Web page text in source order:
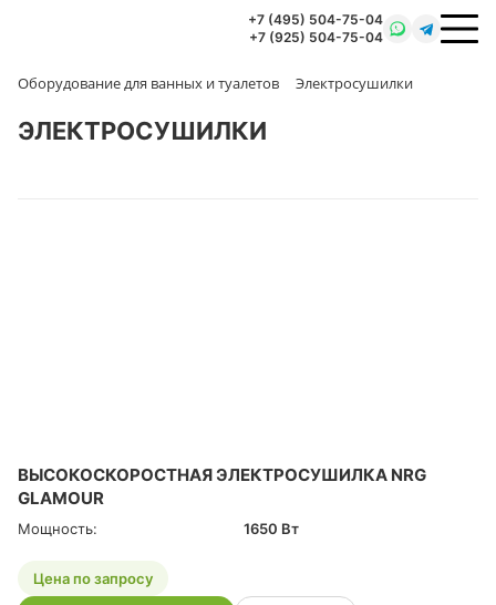
+7 (495) 504-75-04
+7 (925) 504-75-04
Оборудование для ванных и туалетов Электросушилки
ЭЛЕКТРОСУШИЛКИ
ВЫСОКОСКОРОСТНАЯ ЭЛЕКТРОСУШИЛКА NRG
GLAMOUR
Мощность: 1650 Вт
Цена по запросу